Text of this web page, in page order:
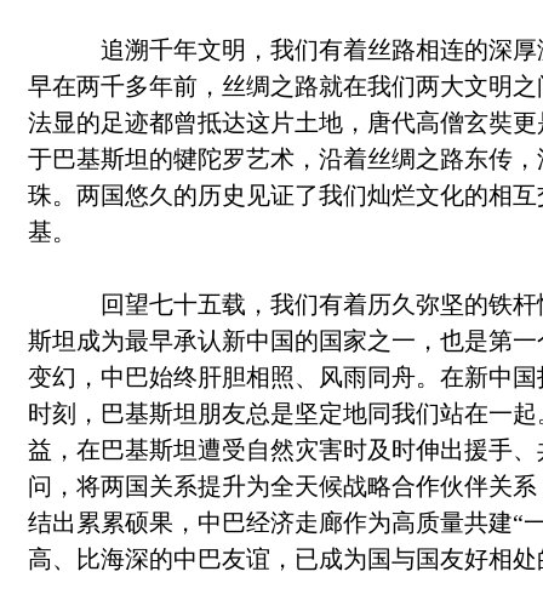
追溯千年文明，我们有着丝路相连的深厚
早在两千多年前，丝绸之路就在我们两大文明
法显的足迹都曾抵达这片土地，唐代高僧玄奘
于巴基斯坦的犍陀罗艺术，沿着丝绸之路东传
珠。两国悠久的历史见证了我们灿烂文化的相
基。
回望七十五载，我们有着历久弥坚的铁杆
斯坦成为最早承认新中国的国家之一，也是第
变幻，中巴始终肝胆相照、风雨同舟。在新中
时刻，巴基斯坦朋友总是坚定地同我们站在一
益，在巴基斯坦遭受自然灾害时及时伸出援手
问，将两国关系提升为全天候战略合作伙伴关
结出累累硕果，中巴经济走廊作为高质量共建“
高、比海深的中巴友谊，已成为国与国友好相